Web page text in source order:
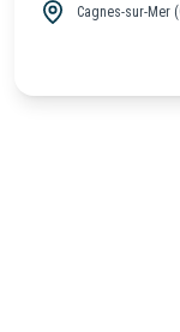
Cagnes-sur-Mer